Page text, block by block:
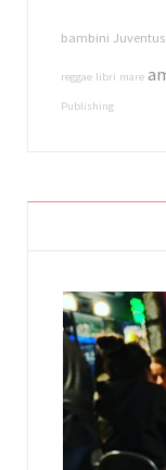
bambini Juventus
reggae libri mare
Publishing